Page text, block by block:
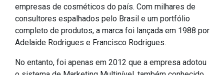
empresas de cosméticos do país. Com milhares de
consultores espalhados pelo Brasil e um portfólio
completo de produtos, a marca foi lançada em 1988 por
Adelaide Rodrigues e Francisco Rodrigues.
No entanto, foi apenas em 2012 que a empresa adotou